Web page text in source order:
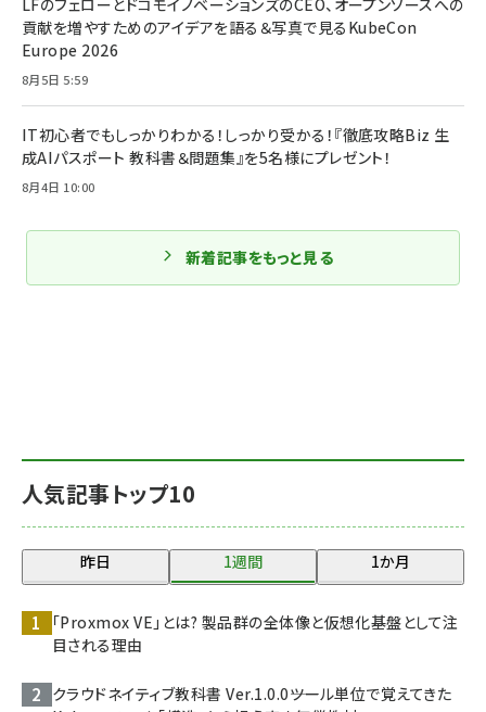
人気記事トップ10
昨日 1週間 1か月
「Proxmox VE」とは? 製品群の全体像と仮想化基盤として注
目される理由
クラウドネイティブ教科書 Ver.1.0.0――ツール単位で覚えてきた
LFのフェローとドコモイノベーションズのCEO、オープンソースへの
貢献を増やすためのアイデアを語る＆写真で見るKubeCon
Europe 2026
8月5日 5:59
IT初心者でもしっかりわかる！しっかり受かる！『徹底攻略Biz 生
成AIパスポート 教科書＆問題集』を5名様にプレゼント！
8月4日 10:00
新着記事をもっと見る